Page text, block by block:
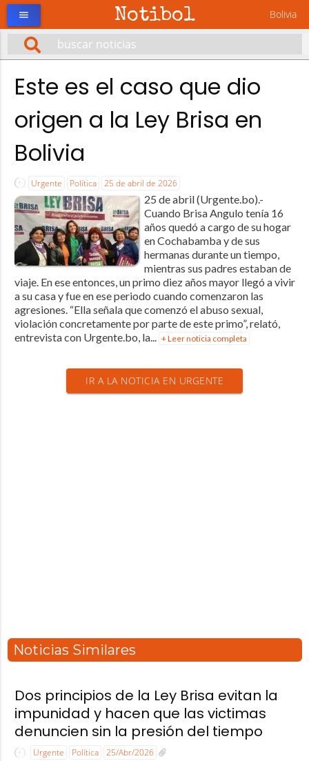
Notibol Bolivia
menu
Este es el caso que dio
origen a la Ley Brisa en
Bolivia
Urgente Política 25 de abril de 2026
25 de abril (Urgente.bo).-
Cuando Brisa Angulo tenía 16
años quedó a cargo de su hogar
en Cochabamba y de sus
hermanas durante un tiempo,
mientras sus padres estaban de
viaje. En ese entonces, un primo diez años mayor llegó a vivir
a su casa y fue en ese periodo cuando comenzaron las
agresiones. “Ella señala que comenzó el abuso sexual,
violación concretamente por parte de este primo”, relató,
entrevista con Urgente.bo, la... + Leer noticia completa
IR A LA NOTICIA EN URGENTE
Noticias Similares
Dos principios de la Ley Brisa evitan la
impunidad y hacen que las victimas
denuncien sin la presión del tiempo
Urgente Política 25/Abr/2026